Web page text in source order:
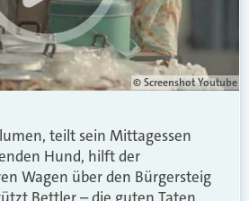
© Screenshot Youtube
teilt sein Mittagessen
Hund, hilft der
Wagen über den Bürgersteig